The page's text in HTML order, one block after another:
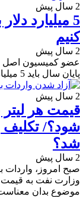
2 سال پیش
کنیم
2 سال پیش
پایان سال باید 5 میلیارد دلار واردات داشته باشیم.
2 سال پیش
قیمت هر
شد؟
2 سال پیش
صبح امروز،
وزارت نفت به قیمت
موضوع بدان